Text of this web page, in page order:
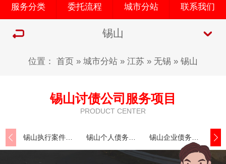
服务分类 委托流程 城市分站 联系我们
锡山
位置： 首页 » 城市分站 » 江苏 » 无锡 » 锡山
锡山讨债公司服务项目
PRODUCT CENTER
锡山执行案件处理